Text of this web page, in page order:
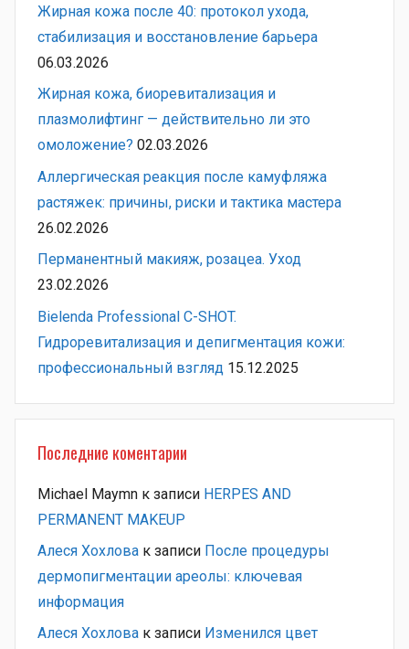
Жирная кожа после 40: протокол ухода,
стабилизация и восстановление барьера
06.03.2026
Жирная кожа, биоревитализация и
плазмолифтинг — действительно ли это
омоложение? 02.03.2026
Аллергическая реакция после камуфляжа
растяжек: причины, риски и тактика мастера
26.02.2026
Перманентный макияж, розацеа. Уход
23.02.2026
Bielenda Professional C-SHOT.
Гидроревитализация и депигментация кожи:
профессиональный взгляд 15.12.2025
Последние коментарии
Michael Maymn к записи HERPES AND
PERMANENT MAKEUP
Алеся Хохлова к записи После процедуры
дермопигментации ареолы: ключевая
информация
Алеся Хохлова к записи Изменился цвет